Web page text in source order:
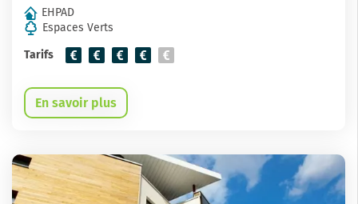
EHPAD
Espaces Verts
Tarifs
En savoir plus